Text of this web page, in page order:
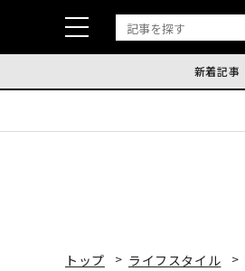
新着記事
トップ ライフスタイル